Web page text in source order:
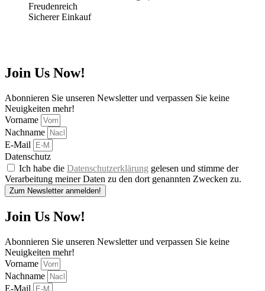
Sicherer Einkauf
Join Us Now!
Abonnieren Sie unseren Newsletter und verpassen Sie keine
Neuigkeiten mehr!
Vorname
Nachname
E-Mail
Datenschutz
Ich habe die Datenschutzerklärung gelesen und stimme der
Verarbeitung meiner Daten zu den dort genannten Zwecken zu.
Zum Newsletter anmelden!
Join Us Now!
Abonnieren Sie unseren Newsletter und verpassen Sie keine
Neuigkeiten mehr!
Vorname
Nachname
E-Mail